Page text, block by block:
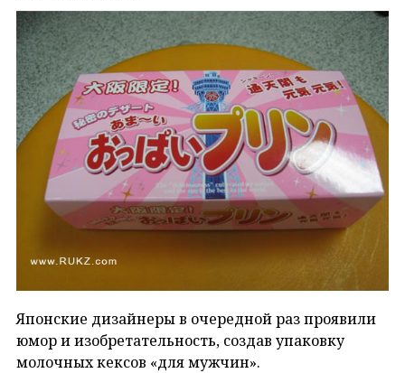
Японские дизайнеры в очередной раз проявили
юмор и изобретательность, создав упаковку
молочных кексов «для мужчин».